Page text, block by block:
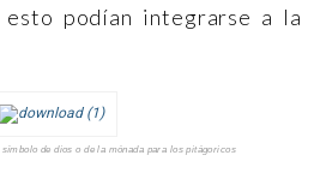
podían integrarse a la
de dios o de la mónada para los pitágoricos